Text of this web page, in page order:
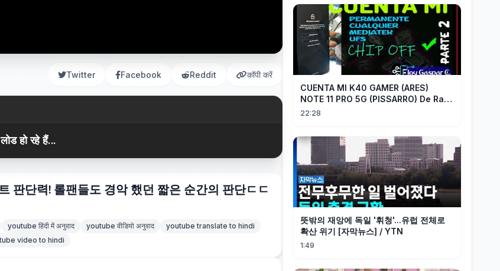
Twitter Facebook Reddit कॉपी करें
हो रहे हैं...
판단력! 롤팬들도 경악 했던 짧은 순간의 판단ㄷㄷ
youtube हिंदी में अनुवाद youtube वीडियो अनुवाद
youtube translate to hindi
video to hindi
CUENTA MI K40 GAMER (ARES)
NOTE 11 PRO 5G (PISSARRO) De Raiz
CHIP OFF VIA MIPI TESTER PARTE 2
22:28
뜻밖의 재앙에 독일 '휘청'...유럽 전체로
확산 위기 [자막뉴스] / YTN
1:49